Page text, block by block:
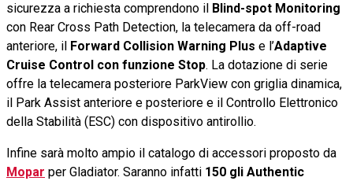
sicurezza a richiesta comprendono il Blind-spot Monitoring
con Rear Cross Path Detection, la telecamera da off-road
anteriore, il Forward Collision Warning Plus e l’Adaptive
Cruise Control con funzione Stop. La dotazione di serie
offre la telecamera posteriore ParkView con griglia dinamica,
il Park Assist anteriore e posteriore e il Controllo Elettronico
della Stabilità (ESC) con dispositivo antirollio.
Infine sarà molto ampio il catalogo di accessori proposto da
Mopar per Gladiator. Saranno infatti 150 gli Authentic